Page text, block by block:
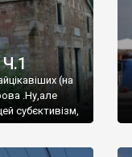
(на
.Ну,але
субєктивізм,